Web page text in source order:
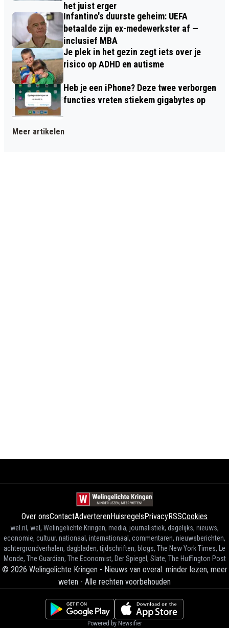
het juist erger
Infantino's duurste geheim: UEFA
betaalde zijn ex-medewerkster af —
inclusief MBA
Je plek in het gezin zegt iets over je
risico op ADHD en autisme
Heb je een iPhone? Deze twee verborgen
functies vreten stiekem gigabytes op
Meer artikelen
Over onsContactAdverterenHuisregels PrivacyRSSCookies
wel.nl, wel, Welingelichte Kringen, media, journalistiek, dagelijks, nieuws,
economie, cultuur, nationaal, internationaal, commentaren, nieuwsberichten,
achtergrondverhalen, dagbladen, tijdschriften, blogs, The New York Times, Le
Monde, The Guardian, The Economist, Der Spiegel, Slate, The Huffington Post
© 2026 Welingelichte Kringen - Nieuws van overal: minder lezen, meer
weten - Alle rechten voorbehouden
Powered by Newsifier